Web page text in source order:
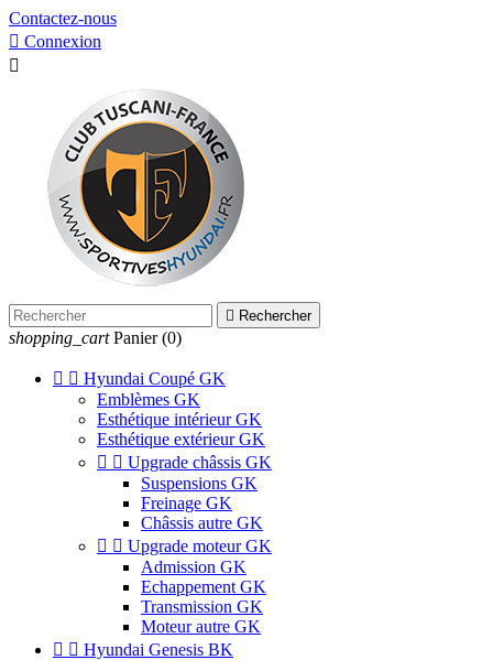
Contactez-nous
 Connexion

 Rechercher
shopping_cart Panier (0)
  Hyundai Coupé GK
Emblèmes GK
Esthétique intérieur GK
Esthétique extérieur GK
  Upgrade châssis GK
Suspensions GK
Freinage GK
Châssis autre GK
  Upgrade moteur GK
Admission GK
Echappement GK
Transmission GK
Moteur autre GK
  Hyundai Genesis BK